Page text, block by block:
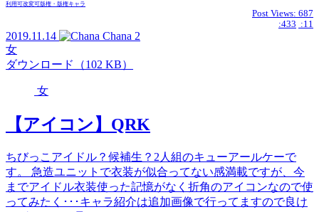
利用可改変可版権・版権キャラ
Post Views: 687
:433 :11
2019.11.14 Chana 2
女
ダウンロード（102 KB）
女
【アイコン】QRK
ちびっこアイドル？候補生？2人組のキューアールケーで
す。 急造ユニットで衣装が似合ってない感満載ですが、今
までアイドル衣装使った記憶がなく折角のアイコンなので使
ってみたく･･･キャラ紹介は追加画像で行ってますので良け